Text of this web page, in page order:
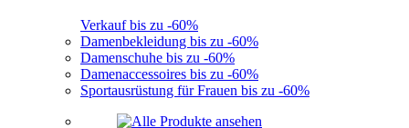
Verkauf bis zu -60%
Damenbekleidung bis zu -60%
Damenschuhe bis zu -60%
Damenaccessoires bis zu -60%
Sportausrüstung für Frauen bis zu -60%